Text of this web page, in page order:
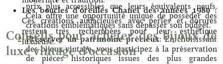
Les boucles d’oreilles Chanel des années 1980 :
Ces créations audacieuses avec perles et dorures
restent très recherchées pour leur esthétique
luxueuse.
prix plus accessibles que leurs équivalents neufs.
Cela offre une opportunité unique de posséder des
créations emblématiques sans dépasser son budget.
Préserver un patrimoine précieux: En choisissant
des bijoux vintage, vous participez à la préservation
de pièces historiques issues des plus grandes
Conseils pour acheter des bijoux de
luxe vintage d'occasion